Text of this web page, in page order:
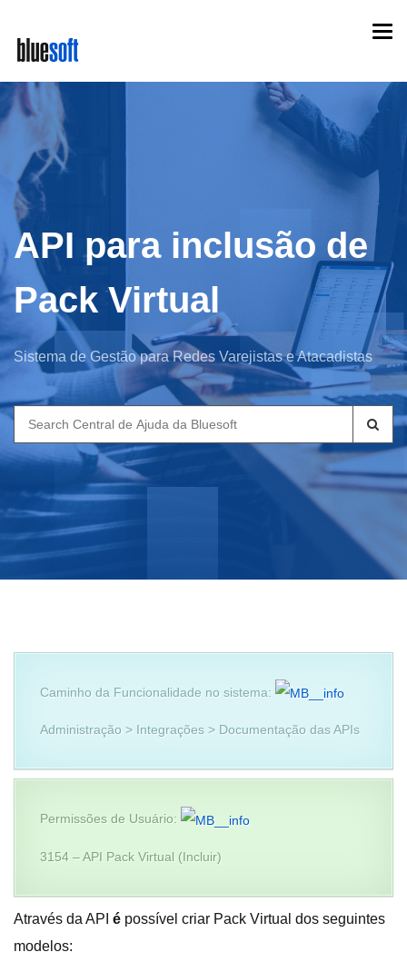
main
content
API para inclusão de
Pack Virtual
Sistema de Gestão para Redes Varejistas e Atacadistas
Search
for:
Caminho da Funcionalidade no sistema:
Administração > Integrações > Documentação das APIs
Permissões de Usuário:
3154 – API Pack Virtual (Incluir)
Através da API é possível criar Pack Virtual dos seguintes
modelos: